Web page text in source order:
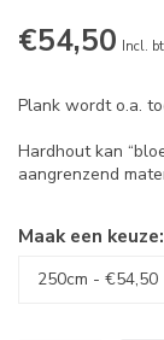
€54,50 Incl.
Plank wordt o.a.
Hardhout kan
aangrenzend
Maak een keuze: